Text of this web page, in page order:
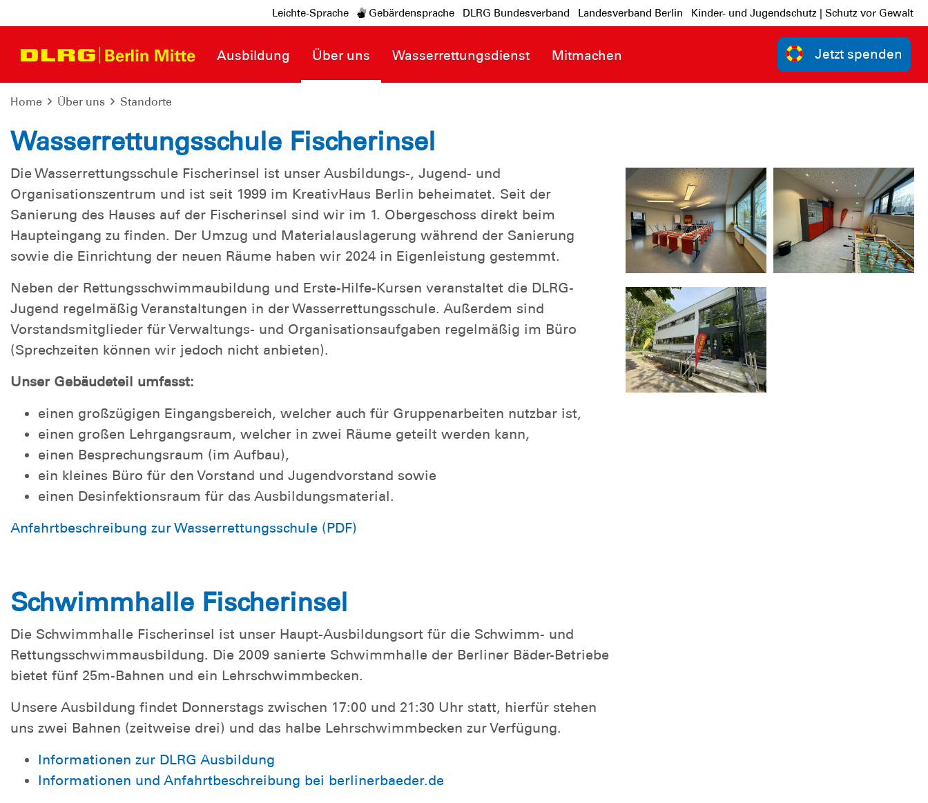
Leichte-Sprache Gebärdensprache DLRG Bundesverband Landesverband Berlin Kinder- und Jugendschutz | Schutz vor Gewalt
Ausbildung Über uns Wasserrettungsdienst Mitmachen Jetzt spenden
Home Über uns Standorte
Wasserrettungsschule Fischerinsel
Die Wasserrettungsschule Fischerinsel ist unser Ausbildungs-, Jugend- und
Organisationszentrum und ist seit 1999 im KreativHaus Berlin beheimatet. Seit der
Sanierung des Hauses auf der Fischerinsel sind wir im 1. Obergeschoss direkt beim
Haupteingang zu finden. Der Umzug und Materialauslagerung während der Sanierung
sowie die Einrichtung der neuen Räume haben wir 2024 in Eigenleistung gestemmt.
Neben der Rettungsschwimmaubildung und Erste-Hilfe-Kursen veranstaltet die DLRG-
Jugend regelmäßig Veranstaltungen in der Wasserrettungsschule. Außerdem sind
Vorstandsmitglieder für Verwaltungs- und Organisationsaufgaben regelmäßig im Büro
(Sprechzeiten können wir jedoch nicht anbieten).
Unser Gebäudeteil umfasst:
einen großzügigen Eingangsbereich, welcher auch für Gruppenarbeiten nutzbar ist,
einen großen Lehrgangsraum, welcher in zwei Räume geteilt werden kann,
einen Besprechungsraum (im Aufbau),
ein kleines Büro für den Vorstand und Jugendvorstand sowie
einen Desinfektionsraum für das Ausbildungsmaterial.
Anfahrtbeschreibung zur Wasserrettungsschule (PDF)
Schwimmhalle Fischerinsel
Die Schwimmhalle Fischerinsel ist unser Haupt-Ausbildungsort für die Schwimm- und
Rettungsschwimmausbildung. Die 2009 sanierte Schwimmhalle der Berliner Bäder-Betriebe
bietet fünf 25m-Bahnen und ein Lehrschwimmbecken.
Unsere Ausbildung findet Donnerstags zwischen 17:00 und 21:30 Uhr statt, hierfür stehen
uns zwei Bahnen (zeitweise drei) und das halbe Lehrschwimmbecken zur Verfügung.
Informationen zur DLRG Ausbildung
Informationen und Anfahrtbeschreibung bei berlinerbaeder.de